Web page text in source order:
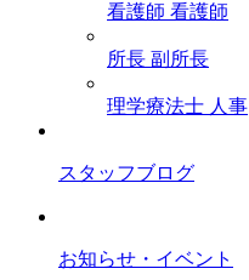
看護師 看護師
所長 副所長
理学療法士 人事
スタッフブログ
お知らせ・イベント